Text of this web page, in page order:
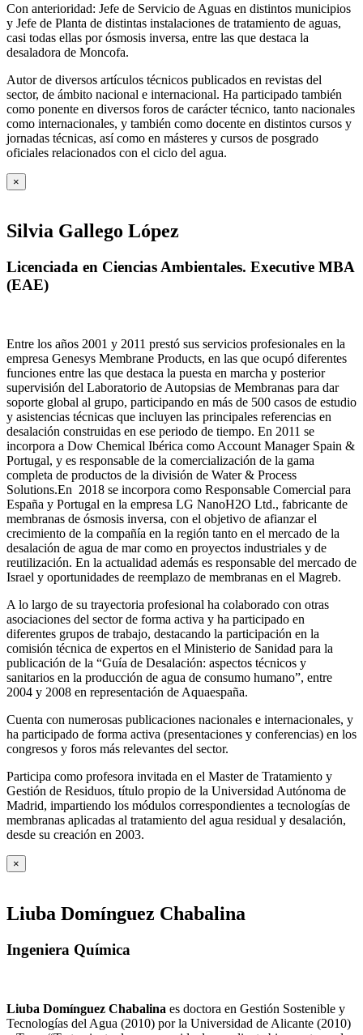
Con anterioridad: Jefe de Servicio de Aguas en distintos municipios
y Jefe de Planta de distintas instalaciones de tratamiento de aguas,
casi todas ellas por ósmosis inversa, entre las que destaca la
desaladora de Moncofa.
Autor de diversos artículos técnicos publicados en revistas del
sector, de ámbito nacional e internacional. Ha participado también
como ponente en diversos foros de carácter técnico, tanto nacionales
como internacionales, y también como docente en distintos cursos y
jornadas técnicas, así como en másteres y cursos de posgrado
oficiales relacionados con el ciclo del agua.
×
Silvia Gallego López
Licenciada en Ciencias Ambientales. Executive MBA
(EAE)
Entre los años 2001 y 2011 prestó sus servicios profesionales en la
empresa Genesys Membrane Products, en las que ocupó diferentes
funciones entre las que destaca la puesta en marcha y posterior
supervisión del Laboratorio de Autopsias de Membranas para dar
soporte global al grupo, participando en más de 500 casos de estudio
y asistencias técnicas que incluyen las principales referencias en
desalación construidas en ese periodo de tiempo. En 2011 se
incorpora a Dow Chemical Ibérica como Account Manager Spain &
Portugal, y es responsable de la comercialización de la gama
completa de productos de la división de Water & Process
Solutions.En 2018 se incorpora como Responsable Comercial para
España y Portugal en la empresa LG NanoH2O Ltd., fabricante de
membranas de ósmosis inversa, con el objetivo de afianzar el
crecimiento de la compañía en la región tanto en el mercado de la
desalación de agua de mar como en proyectos industriales y de
reutilización. En la actualidad además es responsable del mercado de
Israel y oportunidades de reemplazo de membranas en el Magreb.
A lo largo de su trayectoria profesional ha colaborado con otras
asociaciones del sector de forma activa y ha participado en
diferentes grupos de trabajo, destacando la participación en la
comisión técnica de expertos en el Ministerio de Sanidad para la
publicación de la “Guía de Desalación: aspectos técnicos y
sanitarios en la producción de agua de consumo humano”, entre
2004 y 2008 en representación de Aquaespaña.
Cuenta con numerosas publicaciones nacionales e internacionales, y
ha participado de forma activa (presentaciones y conferencias) en los
congresos y foros más relevantes del sector.
Participa como profesora invitada en el Master de Tratamiento y
Gestión de Residuos, título propio de la Universidad Autónoma de
Madrid, impartiendo los módulos correspondientes a tecnologías de
membranas aplicadas al tratamiento del agua residual y desalación,
desde su creación en 2003.
×
Liuba Domínguez Chabalina
Ingeniera Química
Liuba Domínguez Chabalina es doctora en Gestión Sostenible y
Tecnologías del Agua (2010) por la Universidad de Alicante (2010)